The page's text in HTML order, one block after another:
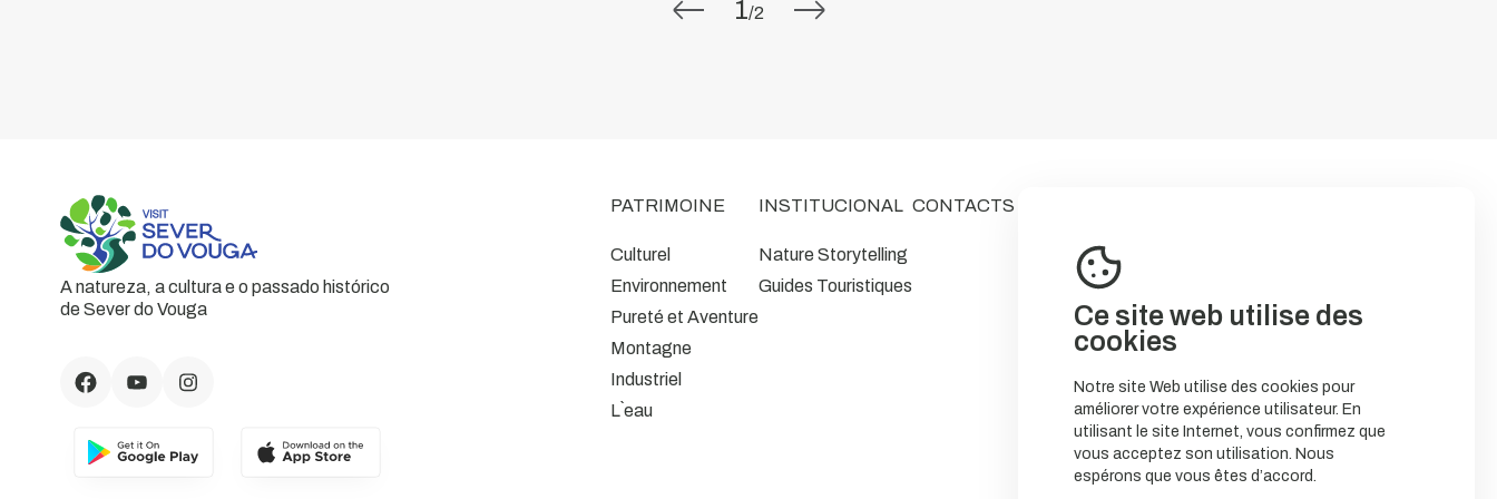
Ce site web utilise des
cookies
Notre site Web utilise des cookies pour
améliorer votre expérience utilisateur. En
utilisant le site Internet, vous confirmez que
vous acceptez son utilisation. Nous
espérons que vous êtes d’accord.
1/2
A natureza, a cultura e o passado histórico
de Sever do Vouga
PATRIMOINE
Culturel
Environnement
Pureté et Aventure
Montagne
Industriel
L`eau
INSTITUCIONAL
Nature Storytelling
Guides Touristiques
CONTACTS